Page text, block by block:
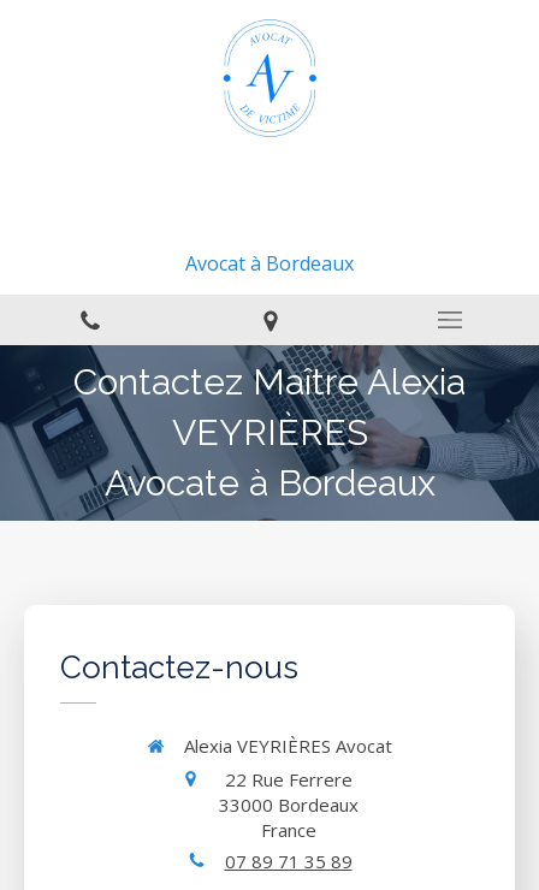
Avocat à Bordeaux
Contactez Maître Alexia
VEYRIÈRES
Avocate à Bordeaux
Contactez-nous
Alexia VEYRIÈRES Avocat
22 Rue Ferrere
33000 Bordeaux
France
07 89 71 35 89